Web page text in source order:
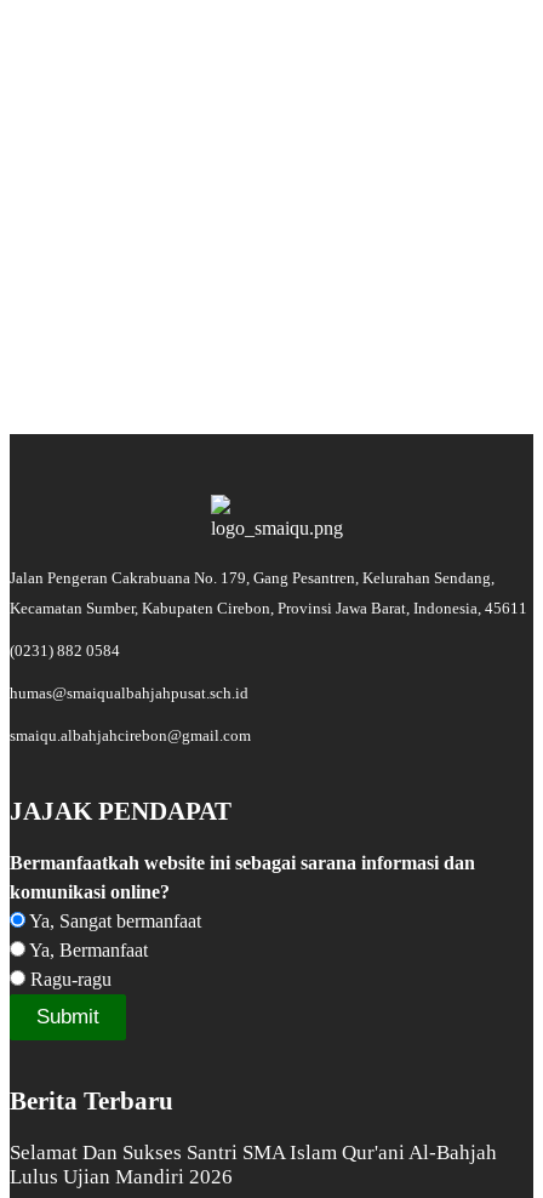
Jalan Pengeran Cakrabuana No. 179, Gang Pesantren, Kelurahan Sendang,
Kecamatan Sumber, Kabupaten Cirebon, Provinsi Jawa Barat, Indonesia, 45611
(0231) 882 0584
humas@smaiqualbahjahpusat.sch.id
smaiqu.albahjahcirebon@gmail.com
JAJAK PENDAPAT
Bermanfaatkah website ini sebagai sarana informasi dan
komunikasi online?
Ya, Sangat bermanfaat
Ya, Bermanfaat
Ragu-ragu
Berita Terbaru
Selamat Dan Sukses Santri SMA Islam Qur'ani Al-Bahjah
Lulus Ujian Mandiri 2026